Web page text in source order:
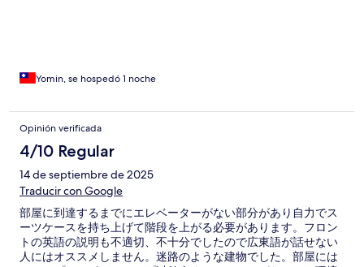
Yomin, se hospedó 1 noche
Opinión verificada
4/10 Regular
14 de septiembre de 2025
Traducir con Google
部屋に到達するまでにエレベーターがない部分があり自力でス
ーツケースを持ち上げて階段を上がる必要があります。フロン
トの英語の説明も不適切、不十分でしたので広東語が話せない
人にはオススメしません。迷路のような建物でした。部屋には